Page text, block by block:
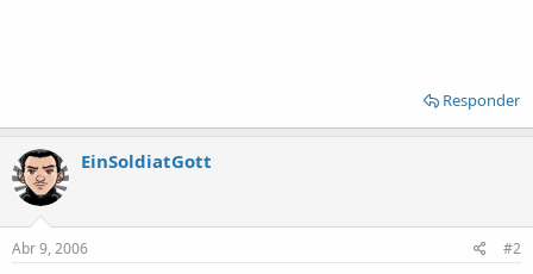
Responder
EinSoldiatGott
Abr 9, 2006 #2